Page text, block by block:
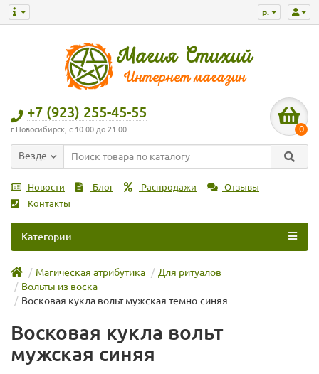
р.
+7 (923) 255-45-55
г.Новосибирск, с 10:00 до 21:00 0
Везде
Новости Блог Распродажи
Отзывы
Контакты
Категории
Магическая атрибутика
Для ритуалов
Вольты из воска
Восковая кукла вольт мужская темно-синяя
Восковая кукла вольт
мужская синяя